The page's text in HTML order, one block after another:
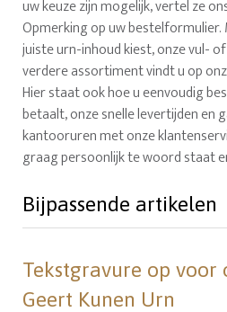
uw keuze zijn mogelijk, vertel ze
Opmerking op uw
juiste urn-inhoud kiest, onze vul-
verdere assortiment vindt u op
Hier staat ook hoe u eenvoudig
betaalt, onze snelle levertijden en
kantooruren met onze
graag persoonlijk te woord staat
Bijpassende artikelen
Tekstgravure op
Geert Kunen Urn